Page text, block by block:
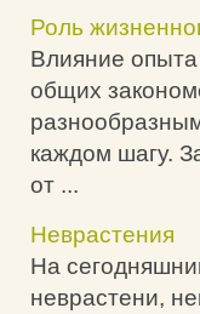
Роль
Влияние
общих
каждом шагу.
от ...
Неврастения
На
неврастени,